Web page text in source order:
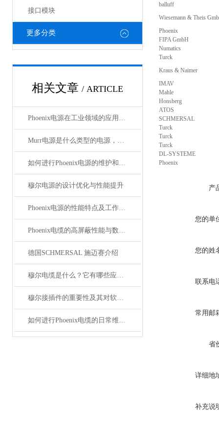
接口模块
更多分类
相关文章 / ARTICLE
Phoenix电源在工业领域的应用与优势
Murr电源是什么类型的电源，主要用于哪些领域？
如何进行Phoenix电源的维护和保养？
穆尔电源的设计优化与性能提升
Phoenix电源的性能特点及工作温度分析
Phoenix电缆的高屏蔽性能与数据传输优势
德国SCHMERSAL 施迈赛介绍
穆尔电缆是什么？它有哪些应用领域？
穆尔接插件的重要性及其对软件开发的影响
如何进行Phoenix电缆的日常维护和保养？
balluff
Wiesemann & Theis
Phoenix
FIPA GmbH
Numatics
Turck
Kraus & Naimer
IMAV
Mahle
Honsberg
ATOS
SCHMERSAL
Turck
Turck
Turck
DL-SYSTEME
Phoenix
产
您的单
您的姓
联系电
常用邮
省
详细地
补充说